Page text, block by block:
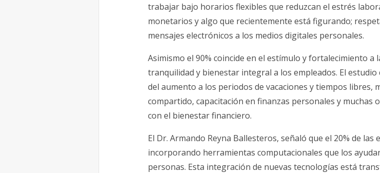
trabajar bajo horarios flexibles que reduzcan el estrés
monetarios y algo que recientemente está figurando;
mensajes electrónicos a los medios digitales personales.
Asimismo el 90% coincide en el estímulo y fortalecimiento a
tranquilidad y bienestar integral a los empleados. El
del aumento a los periodos de vacaciones y tiempos libres,
compartido, capacitación en finanzas personales y muchas
con el bienestar financiero.
El Dr. Armando Reyna Ballesteros, señaló que el 20% de las
incorporando herramientas computacionales que los
personas. Esta integración de nuevas tecnologías está